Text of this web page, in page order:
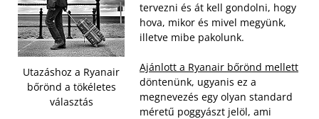
Utazáshoz a Ryanair
bőrönd a tökéletes
választás
tervezni és át kell gondolni, hogy
hova, mikor és mivel megyünk,
illetve mibe pakolunk.
Ajánlott a Ryanair bőrönd mellett
döntenünk, ugyanis ez a
megnevezés egy olyan standard
méretű poggyászt jelöl, ami